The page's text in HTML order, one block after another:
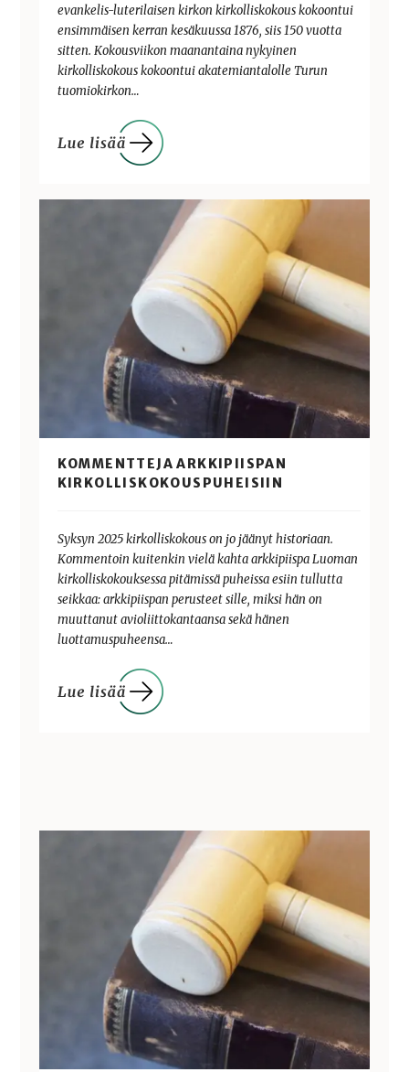
evankelis-luterilaisen kirkon kirkolliskokous kokoontui
ensimmäisen kerran kesäkuussa 1876, siis 150 vuotta
sitten. Kokousviikon maanantaina nykyinen
kirkolliskokous kokoontui akatemiantalolle Turun
tuomiokirkon…
KOMMENTTEJA ARKKIPIISPAN
KIRKOLLISKOKOUSPUHEISIIN
Syksyn 2025 kirkolliskokous on jo jäänyt historiaan.
Kommentoin kuitenkin vielä kahta arkkipiispa Luoman
kirkolliskokouksessa pitämissä puheissa esiin tullutta
seikkaa: arkkipiispan perusteet sille, miksi hän on
muuttanut avioliittokantaansa sekä hänen
luottamuspuheensa…